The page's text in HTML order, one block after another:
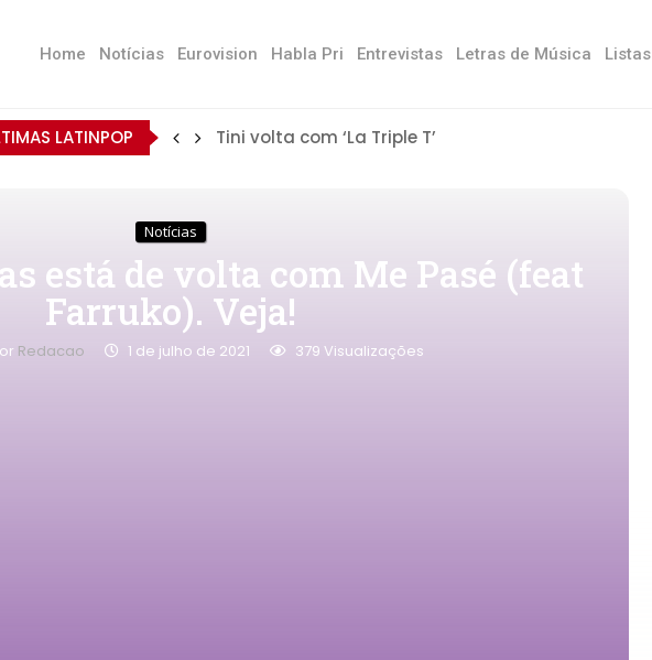
Home Notícias Eurovision Habla Pri Entrevistas Letras de Música Listas
LATINPOP Tini volta com ‘La Triple T’
Notícias
está de volta com Me Pasé (feat
Farruko). Veja!
Redacao 1 de julho de 2021 379 Visualizações